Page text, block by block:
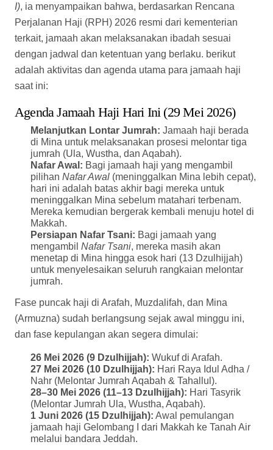
I), ia menyampaikan bahwa, berdasarkan Rencana
Perjalanan Haji (RPH) 2026 resmi dari kementerian
terkait, jamaah akan melaksanakan ibadah sesuai
dengan jadwal dan ketentuan yang berlaku. berikut
adalah aktivitas dan agenda utama para jamaah haji
saat ini:
Agenda Jamaah Haji Hari Ini (29 Mei 2026)
Melanjutkan Lontar Jumrah: Jamaah haji berada
di Mina untuk melaksanakan prosesi melontar tiga
jumrah (Ula, Wustha, dan Aqabah).
Nafar Awal: Bagi jamaah haji yang mengambil
pilihan Nafar Awal(meninggalkan Mina lebih cepat),
hari ini adalah batas akhir bagi mereka untuk
meninggalkan Mina sebelum matahari terbenam.
Mereka kemudian bergerak kembali menuju hotel di
Makkah.
Persiapan Nafar Tsani: Bagi jamaah yang
mengambil Nafar Tsani, mereka masih akan
menetap di Mina hingga esok hari (13 Dzulhijjah)
untuk menyelesaikan seluruh rangkaian melontar
jumrah.
Fase puncak haji di Arafah, Muzdalifah, dan Mina
(Armuzna) sudah berlangsung sejak awal minggu ini,
dan fase kepulangan akan segera dimulai:
26 Mei 2026 (9 Dzulhijjah): Wukuf di Arafah.
27 Mei 2026 (10 Dzulhijjah): Hari Raya Idul Adha /
Nahr (Melontar Jumrah Aqabah & Tahallul).
28–30 Mei 2026 (11–13 Dzulhijjah): Hari Tasyrik
(Melontar Jumrah Ula, Wustha, Aqabah).
1 Juni 2026 (15 Dzulhijjah): Awal pemulangan
jamaah haji Gelombang I dari Makkah ke Tanah Air
melalui bandara Jeddah.